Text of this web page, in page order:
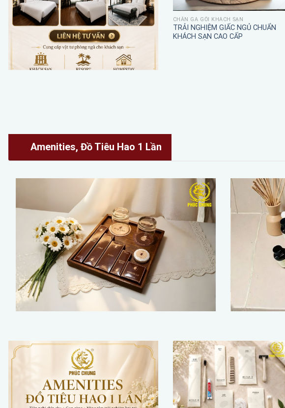
CHĂN GA GỐI KHÁCH SẠN
TRẢI NGHIỆM GIẤC NGỦ CHUẨN
KHÁCH SẠN CAO CẤP
Amenities, Đồ Tiêu Hao 1 Lần